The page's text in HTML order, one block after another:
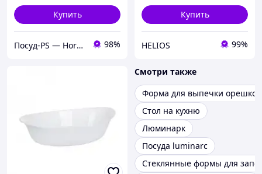
Купить
Посуд-PS — Horeca Посуда Подарки 98%
Купить
HELIOS 99%
Смотри также
Форма для выпечки орешков
Стол на кухню
Люминарк
Посуда luminarc
Стеклянные формы для